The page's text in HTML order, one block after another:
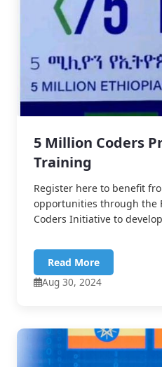
5 Million Coders
Training
Register here to benefit
opportunities through the
Coders Initiative to
Read More
Aug 30, 2024